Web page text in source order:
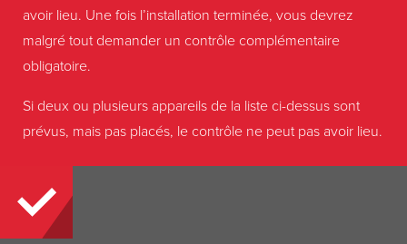
avoir lieu. Une fois l’installation terminée, vous devrez
malgré tout demander un contrôle complémentaire
obligatoire.
Si deux ou plusieurs appareils de la liste ci-dessus sont
prévus, mais pas placés, le contrôle ne peut pas avoir lieu.